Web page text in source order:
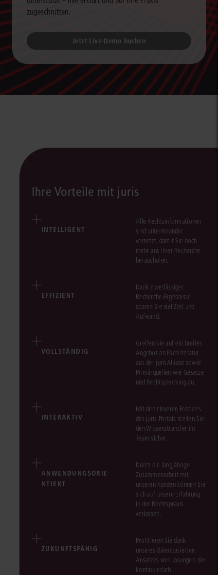
zugeschnitten.
Jetzt Live-Demo buchen
Ihre Vorteile mit juris
INTELLIGENT
Alle Rechtsinformationen
sind untereinander
vernetzt, damit Sie noch
mehr aus Ihrer Recherche
herausholen.
EFFIZIENT
Dank zuverlässiger
Recherche-Ergebnisse
sparen Sie viel Zeit und
Aufwand.
VOLLSTÄNDIG
Greifen Sie auf ein breites
Angebot an Fachliteratur
aus der jurisAllianz sowie
Primärquellen wie Gesetze
und Rechtsprechung zu.
INTERAKTIV
Mit den cleveren Features
des juris Portals stellen Sie
den Wissenstransfer im
Team sicher.
ANWENDUNGSORIE
NTIERT
Durch die langjährige
Zusammenarbeit mit
unseren Kunden können Sie
sich auf unsere Erfahrung
in der Rechtspraxis
verlassen.
ZUKUNFTSFÄHIG
Profitieren Sie dank
unseres datenbasierten
Ansatzes von Lösungen, die
kontinuierlich